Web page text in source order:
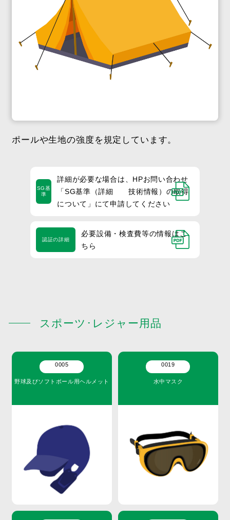
ポールや生地の強度を規定しています。
SG基
準
詳細が必要な場合は、HPお問い合わせ
「SG基準（詳細 技術情報）の取得
について」にて申請してください
認証の詳細
必要設備・検査費等の情報はこ
ちら
スポーツ･レジャー用品
0005
野球及びソフトボール用ヘルメット
0019
水中マスク